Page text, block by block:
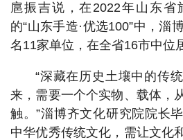
扈振吉说，在2022年山东
的“山东手造·优选100”中，淄
名11家单位，在全省16市中位
“深藏在历史土壤中的传
来，需要一个个实物、载体，
触。”淄博齐文化研究院院长
中华优秀传统文化，需让文化